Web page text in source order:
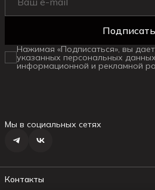
Нажимая «Подписаться», вы
указанных персональных
информационной и рекламной
Мы в социальных сетях
Контакты